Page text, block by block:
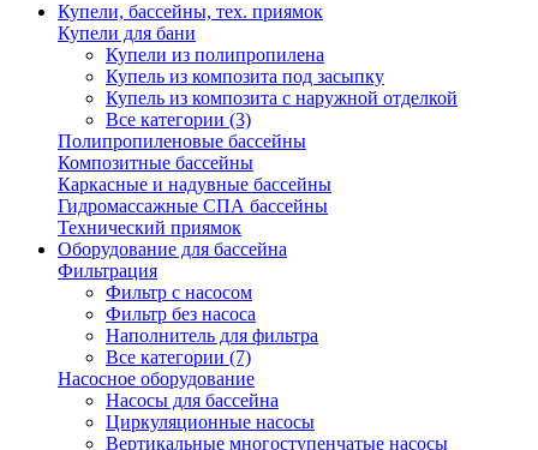
Купели, бассейны, тех. приямок
Купели для бани
Купели из полипропилена
Купель из композита под засыпку
Купель из композита с наружной отделкой
Все категории (3)
Полипропиленовые бассейны
Композитные бассейны
Каркасные и надувные бассейны
Гидромассажные СПА бассейны
Технический приямок
Оборудование для бассейна
Фильтрация
Фильтр с насосом
Фильтр без насоса
Наполнитель для фильтра
Все категории (7)
Насосное оборудование
Насосы для бассейна
Циркуляционные насосы
Вертикальные многоступенчатые насосы